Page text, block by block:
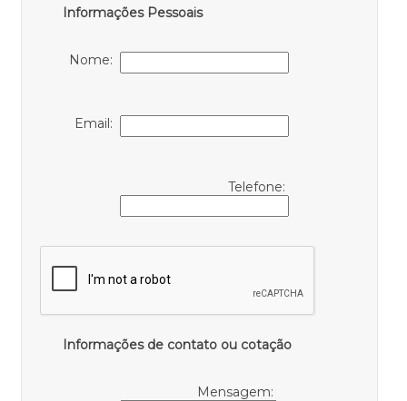
Informações Pessoais
Nome:
Email:
Telefone:
Informações de contato ou cotação
Mensagem: